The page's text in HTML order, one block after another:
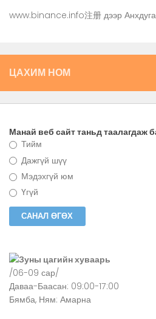
www.binance.info注册 дээр
ЦАХИМ НОМ
Манай веб сайт таньд таалагдаж
Тийм
Дажгүй шүү
Мэдэхгүй юм
Үгүй
Зуны цагийн хуваарь
/06-09 сар/
Даваа-Баасан: 09:00-17:00
Бямба, Ням: Амарна